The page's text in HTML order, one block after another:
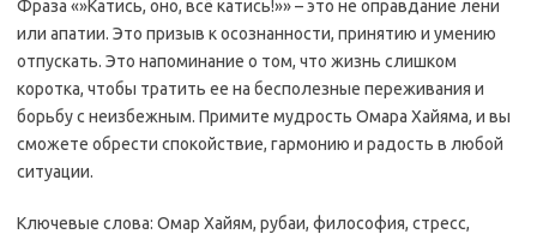
Фраза «»Катись, оно, всё катись!»» – это не оправдание лени
или апатии. Это призыв к осознанности, принятию и умению
отпускать. Это напоминание о том, что жизнь слишком
коротка, чтобы тратить ее на бесполезные переживания и
борьбу с неизбежным. Примите мудрость Омара Хайяма, и вы
сможете обрести спокойствие, гармонию и радость в любой
ситуации.
Ключевые слова: Омар Хайям, рубаи, философия, стресс,